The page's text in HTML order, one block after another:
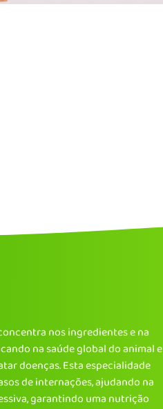
nos ingredientes e na
na saúde global do animal e
doenças. Esta especialidade
de internações, ajudando na
garantindo uma nutrição
No Instituto de Reabilitação
o seu pet e oferecer uma dieta
específicas, promovendo